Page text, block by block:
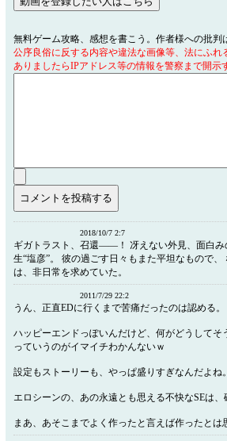
無料ゲーム攻略、感想を書こう。作者様への批判
公序良俗に反する内容や違法な画像等、法にふ
ありましたらIPアドレス等の情報を警察まで開示
2018/10/7 2:7
ギガトラスト、召還――！ 冴えない外見、面白
生“塩彦”。 彼の過ごす日々もまた平坦なもので
は、非日常を求めていた。
2011/7/29 22:2
うん、正直EDに行くまで苦痛だったのは認める。
ハッピーエンドっぽいんだけど、何がどうしてそ
っていうのがイマイチわかんないｗ
設定もストーリーも、やっぱ盛りすぎなんだよね。
エロシーンの、あの永遠とも思える不快なSEは
まあ、あそこまでよく作ったと言えば作ったとは